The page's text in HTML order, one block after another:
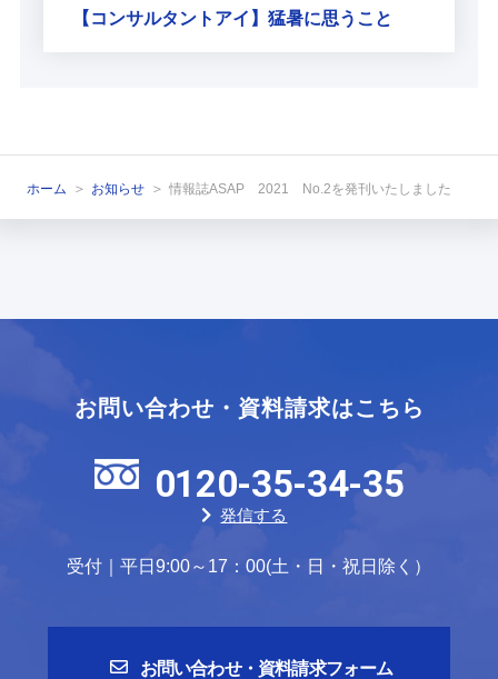
【コンサルタントアイ】猛暑に思うこと
ホーム お知らせ 情報誌ASAP 2021 No.2を発刊いたしました
お問い合わせ・資料請求はこちら
0120-35-34-35
発信する
受付｜平日9:00～17：00(土・日・祝日除く）
お問い合わせ・資料請求フォーム